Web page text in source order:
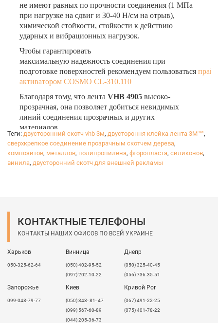
не имеют равных по прочности соединения (1 МПа
при нагрузке на сдвиг и 30-40 Н/см на отрыв),
химической стойкости, стойкости к действию
ударных и вибрационных нагрузок.
Чтобы гарантировать
максимальную надежность соединения при
подготовке поверхностей рекомендуем пользоваться
активатором COSMO CL-310.110
Благодаря тому, что лента VHB 4905 высоко-
прозрачная, она позволяет добиться невидимых
линий соединения прозрачных и других
материалов.
Если для монтажа использован двусторонний скотч
VHB (Very High Bond - очень сильное склеивание)
то можно быть уверенным в том, что такое
соединение прослужит долго.
Теги: двусторонний скотч vhb 3м, двустороння клейка лента 3М™,
сверхкрепкое соединение прозрачным скотчем дерева,
композитов, металлов, полипропилена, фторопласта, силиконов,
винила, двусторонний скотч для внешней рекламы
КОНТАКТНЫЕ ТЕЛЕФОНЫ
КОНТАКТЫ НАШИХ ОФИСОВ ПО ВСЕЙ УКРАИНЕ
Харьков
050-325-62-64
Винница
(050) 402-95-52
(097) 202-10-22
Днепр
(050) 325-40-45
(056) 736-35-51
Запорожье
099-048-79-77
Киев
(050) 343- 81- 47
(099) 567-60-89
(044) 205-36-73
Кривой Рог
(067) 491-22-25
(075) 401-78-22